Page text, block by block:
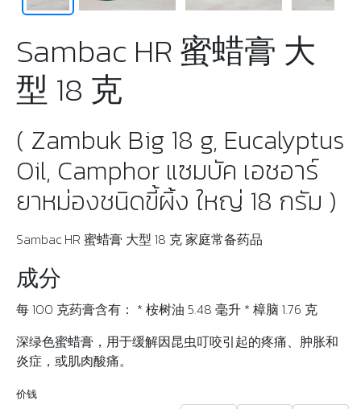
Sambac HR 蜜蜡膏 大
型 18 克
( Zambuk Big 18 g, Eucalyptus
Oil, Camphor แซมบัค เอชอาร์
ยาหม่องชนิดขี้ผิ้ง ใหญ่ 18 กรัม )
Sambac HR 蜜蜡膏 大型 18 克 家庭常备药品
成分
每 100 克药膏含有： * 桉树油 5.48 毫升 * 樟脑 1.76 克
深绿色蜜蜡膏，用于缓解因昆虫叮咬引起的疼痛、肿胀和
炎症，或肌肉酸痛。
价钱